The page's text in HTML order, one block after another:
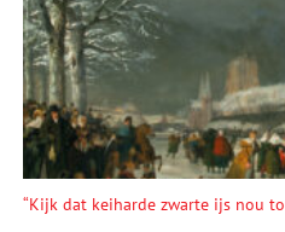
“Kijk dat keiharde zwarte ijs nou